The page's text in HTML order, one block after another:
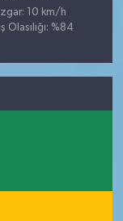
10 km/h
Olasılığı: %84